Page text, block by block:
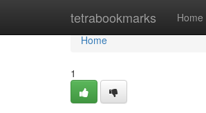
tetrabookmarks Home
Home
Home
1